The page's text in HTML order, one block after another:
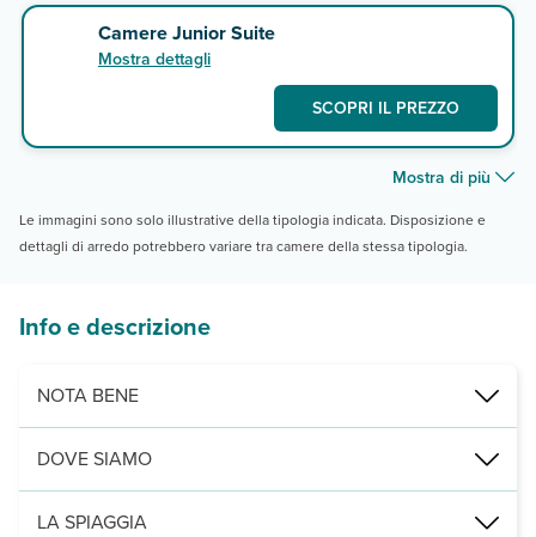
Camere Junior Suite
Mostra dettagli
SCOPRI IL PREZZO
Mostra di più
Le immagini sono solo illustrative della tipologia indicata. Disposizione e
dettagli di arredo potrebbero variare tra camere della stessa tipologia.
Info e descrizione
NOTA BENE
TRASFERIMENTO PRIVATO DISPONIBILE CON SUPPLEMENTO
DOVE SIAMO
Baia di San Antonio, a 500 dalla spiaggia, 3 km dal O'Beach
LA SPIAGGIA